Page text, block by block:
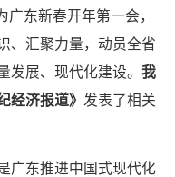
广东新春开年第一会，
、汇聚力量，动员全省
发展、现代化建设。我
经济报道》 发表了相关
广东推进中国式现代化